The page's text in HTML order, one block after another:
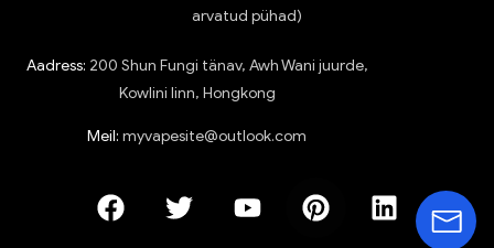
arvatud pühad)
Aadress: 200 Shun Fungi tänav, Awh Wani juurde,
Kowlini linn, Hongkong
Meil: myvapesite@outlook.com